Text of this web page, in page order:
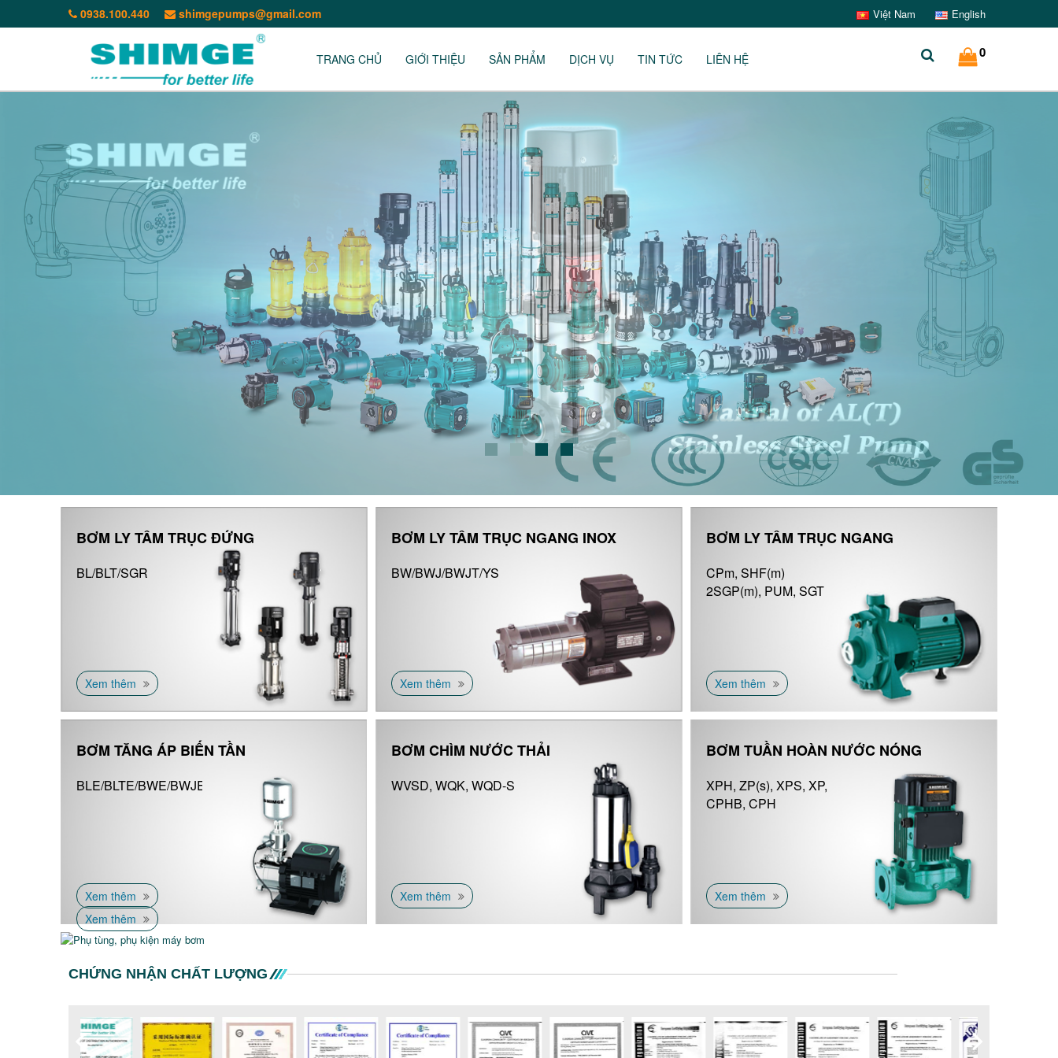
0938.100.440 shimgepumps@gmail.com Việt Nam English
TRANG CHỦ GIỚI THIỆU SẢN PHẨM DỊCH VỤ TIN TỨC LIÊN HỆ 0
BƠM LY TÂM TRỤC ĐỨNG
BL/BLT/SGR
Xem thêm
BƠM LY TÂM TRỤC NGANG INOX
BW/BWJ/BWJT/YS
Xem thêm
BƠM LY TÂM TRỤC NGANG
CPm, SHF(m)
2SGP(m), PUM, SGT
Xem thêm
BƠM TĂNG ÁP BIẾN TẦN
BLE/BLTE/BWE/BWJE
Xem thêm
BƠM CHÌM NƯỚC THẢI
WVSD, WQK, WQD-S
Xem thêm
BƠM TUẦN HOÀN NƯỚC NÓNG
XPH, ZP(s), XPS, XP,
CPHB, CPH
Xem thêm
PHỤ TÙNG, PHỤ KIỆN MÁY BƠM
trục, phốt
Xem thêm
CHỨNG NHẬN CHẤT LƯỢNG